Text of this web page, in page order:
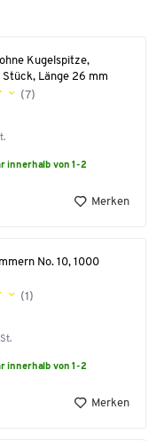
Kugelspitze,
Länge 26 mm
(7)
innerhalb von 1-2
Merken
No. 10, 1000
(1)
innerhalb von 1-2
Merken